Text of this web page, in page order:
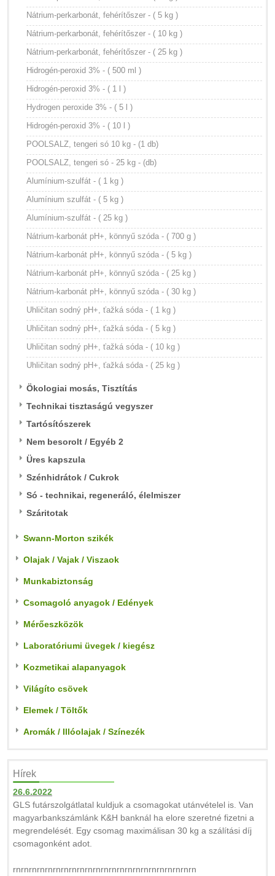
Nátrium-perkarbonát, fehérítőszer - ( 5 kg )
Nátrium-perkarbonát, fehérítőszer - ( 10 kg )
Nátrium-perkarbonát, fehérítőszer - ( 25 kg )
Hidrogén-peroxid 3% - ( 500 ml )
Hidrogén-peroxid 3% - ( 1 l )
Hydrogen peroxide 3% - ( 5 l )
Hidrogén-peroxid 3% - ( 10 l )
POOLSALZ, tengeri só 10 kg - (1 db)
POOLSALZ, tengeri só - 25 kg - (db)
Alumínium-szulfát - ( 1 kg )
Alumínium szulfát - ( 5 kg )
Alumínium-szulfát - ( 25 kg )
Nátrium-karbonát pH+, könnyű szóda - ( 700 g )
Nátrium-karbonát pH+, könnyű szóda - ( 5 kg )
Nátrium-karbonát pH+, könnyű szóda - ( 25 kg )
Nátrium-karbonát pH+, könnyű szóda - ( 30 kg )
Uhličitan sodný pH+, ťažká sóda - ( 1 kg )
Uhličitan sodný pH+, ťažká sóda - ( 5 kg )
Uhličitan sodný pH+, ťažká sóda - ( 10 kg )
Uhličitan sodný pH+, ťažká sóda - ( 25 kg )
Ökologiai mosás, Tisztítás
Technikai tisztaságú vegyszer
Tartósítószerek
Nem besorolt / Egyéb 2
Üres kapszula
Szénhidrátok / Cukrok
Só - technikai, regeneráló, élelmiszer
Száritotak
Swann-Morton szikék
Olajak / Vajak / Viszaok
Munkabiztonság
Csomagoló anyagok / Edények
Mérőeszközök
Laboratóriumi üvegek / kiegész
Kozmetikai alapanyagok
Világíto csövek
Elemek / Töltők
Aromák / Illóolajak / Színezék
Hírek
26.6.2022
GLS futárszolgátlatal kuldjuk a csomagokat utánvételel is. Van
magyarbankszámlánk K&H banknál ha elore szeretné fizetni a
megrendelését. Egy csomag maximálisan 30 kg a szálítási díj
csomagonként adot.
rnrnrnrnrnrnrnrnrnrnrnrnrnrnrnrnrnrnrnrnrnrnrn